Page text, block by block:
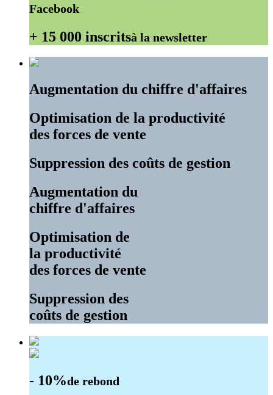
Facebook
+ 15 000 inscritsà la newsletter
Augmentation du chiffre d'affaires
Optimisation de la productivité
des forces de vente
Suppression des coûts de gestion
Augmentation du
chiffre d'affaires
Optimisation de
la productivité
des forces de vente
Suppression des
coûts de gestion
- 10%de rebond